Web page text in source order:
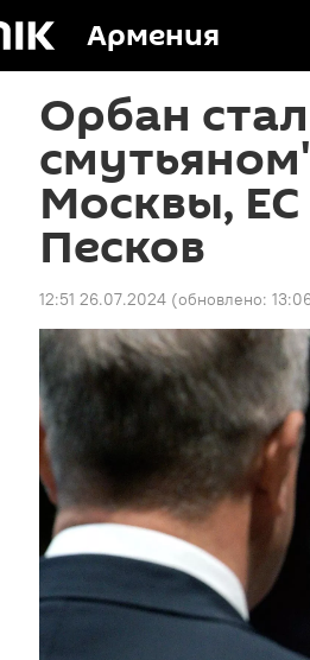
Армения
Орбан
Москвы,
Песков
12:51 26.07.2024 (обновлено: